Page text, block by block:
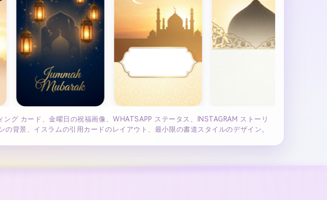
グ カード、金曜日の祝福画像、WHATSAPP ステータス、INSTAGRAM ストーリ
背景、イスラムの引用カードのレイアウト、最小限の書道スタイルのデザイン。